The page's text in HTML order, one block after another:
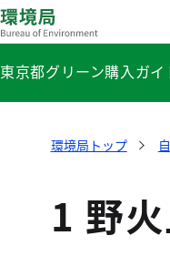
東京都グリーン購入ガ
環境局トップ
1 野